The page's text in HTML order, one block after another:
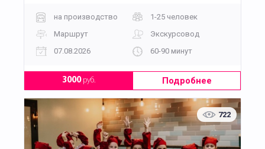
на производство
1-25 человек
Маршрут
Экскурсовод
07.08.2026
60-90 минут
3000руб. Подробнее
722